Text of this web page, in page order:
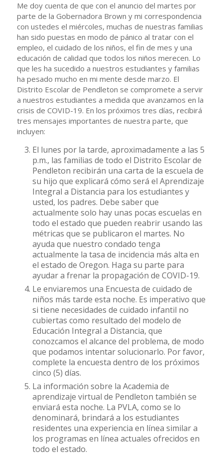
Me doy cuenta de que con el anuncio del martes por
parte de la Gobernadora Brown y mi correspondencia
con ustedes el miércoles, muchas de nuestras familias
han sido puestas en modo de pánico al tratar con el
empleo, el cuidado de los niños, el fin de mes y una
educación de calidad que todos los niños merecen. Lo
que les ha sucedido a nuestros estudiantes y familias
ha pesado mucho en mi mente desde marzo. El
Distrito Escolar de Pendleton se compromete a servir
a nuestros estudiantes a medida que avanzamos en la
crisis de COVID-19. En los próximos tres días, recibirá
tres mensajes importantes de nuestra parte, que
incluyen:
El lunes por la tarde, aproximadamente a las 5
p.m., las familias de todo el Distrito Escolar de
Pendleton recibirán una carta de la escuela de
su hijo que explicará cómo será el Aprendizaje
Integral a Distancia para los estudiantes y
usted, los padres. Debe saber que
actualmente solo hay unas pocas escuelas en
todo el estado que pueden reabrir usando las
métricas que se publicaron el martes. No
ayuda que nuestro condado tenga
actualmente la tasa de incidencia más alta en
el estado de Oregon. Haga su parte para
ayudar a frenar la propagación de COVID-19.
Le enviaremos una Encuesta de cuidado de
niños más tarde esta noche. Es imperativo que
si tiene necesidades de cuidado infantil no
cubiertas como resultado del modelo de
Educación Integral a Distancia, que
conozcamos el alcance del problema, de modo
que podamos intentar solucionarlo. Por favor,
complete la encuesta dentro de los próximos
cinco (5) días.
La información sobre la Academia de
aprendizaje virtual de Pendleton también se
enviará esta noche. La PVLA, como se lo
denominará, brindará a los estudiantes
residentes una experiencia en línea similar a
los programas en línea actuales ofrecidos en
todo el estado.